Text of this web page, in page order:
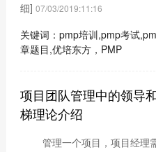
细] 07/03/2019:11:16
关键词：pmp培训,pmp考试
章题目,优培东方，PMP
项目团队管理中的领导
梯理论介绍
管理一个项目，项目经理